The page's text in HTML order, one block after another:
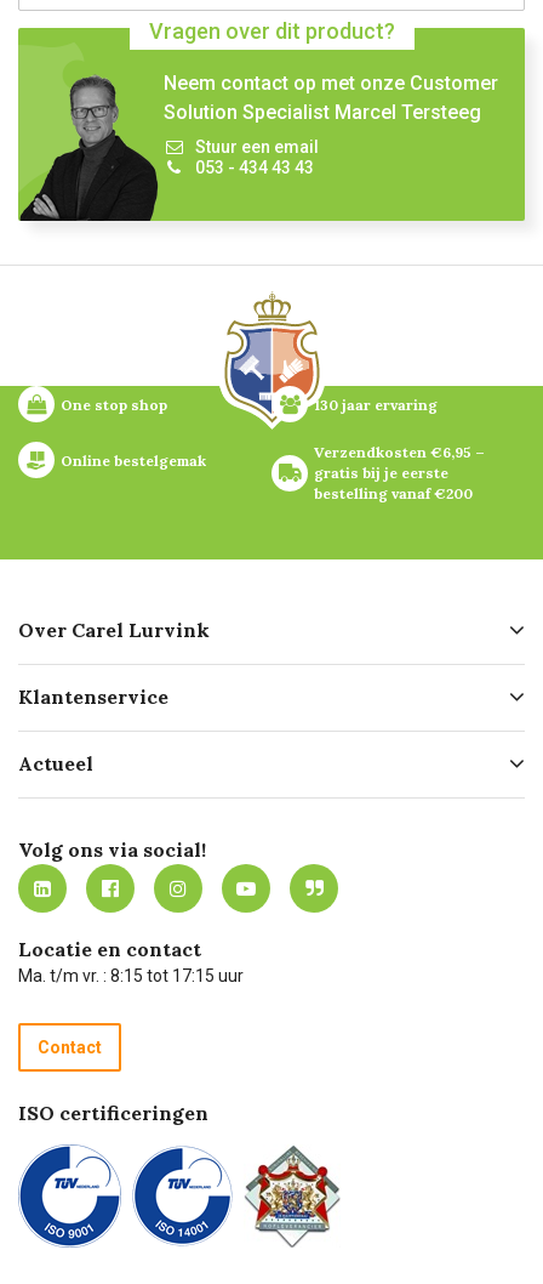
Vragen over dit product?
Neem contact op met onze Customer
Solution Specialist Marcel Tersteeg
Stuur een email
053 - 434 43 43
One stop shop 130 jaar ervaring
Online bestelgemak
Verzendkosten €6,95 –
gratis bij je eerste
bestelling vanaf €200
Over Carel Lurvink
Geschiedenis
Missie
Werken bij Carel Lurvink
MVO
Klantenservice
Bezorgen
Mijn Carel Lurvink
Mijn Carel Lurvink instructievideo's
Carel Lurvink App
Hulp op afstand
Technische dienst
Recycle programma
Betalen
Actueel
Innovation LAB
Tevreden klanten
Carel Lurvink Blog
Carel de podcast
Volg ons via social!
Locatie en contact
Ma. t/m vr. : 8:15 tot 17:15 uur
Contact
ISO certificeringen